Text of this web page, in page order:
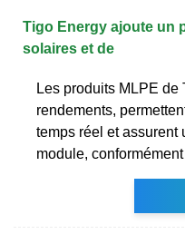
Tigo Energy ajoute un
solaires et de
Les produits MLPE
rendements,
temps réel et assurent
module,